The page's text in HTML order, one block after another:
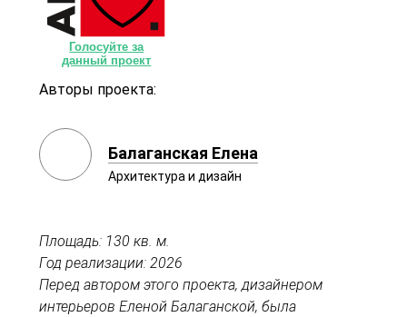
Авторы проекта:
Балаганская Елена
Архитектура и дизайн
Голосуйте за
данный проект
Площадь: 130 кв. м.
Год реализации: 2026
Перед автором этого проекта, дизайнером
интерьеров Еленой Балаганской, была